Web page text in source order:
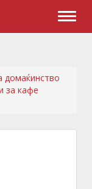
домаќинство
за кафе